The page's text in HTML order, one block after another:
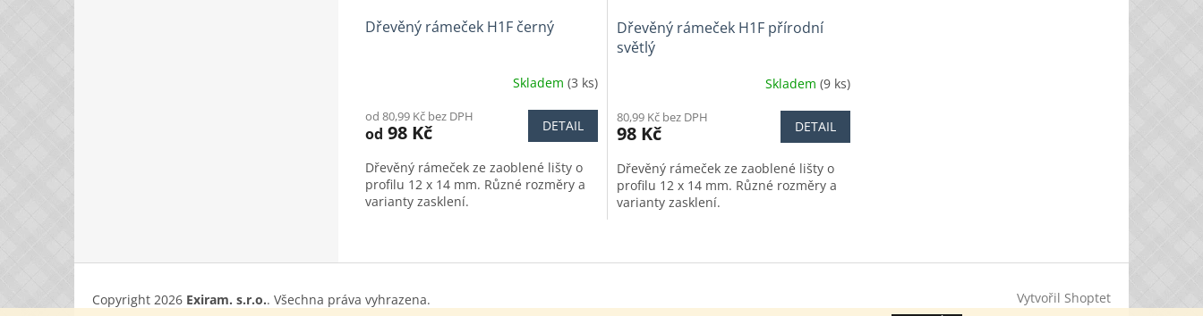
Dřevěný rámeček H1F černý
Skladem (3 ks)
od 80,99 Kč bez DPH
od 98 Kč DETAIL
Dřevěný rámeček ze zaoblené lišty o
profilu 12 x 14 mm. Různé rozměry a
varianty zasklení.
Dřevěný rámeček H1F přírodní
světlý
Skladem (9 ks)
80,99 Kč bez DPH
98 Kč DETAIL
Dřevěný rámeček ze zaoblené lišty o
profilu 12 x 14 mm. Různé rozměry a
varianty zasklení.
v
d
p
Vytvořil Shoptet
Copyright 2026 Exiram. s.r.o.. Všechna práva vyhrazena.